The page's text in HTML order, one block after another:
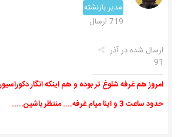
مدیر بازنشته
719 ارسال
ارسال شده درآذر
91
امروز هم غرفه شلوغ تر بوده و هم اینکه انگار
حدود ساعت 3 و اینا میام غرفه.... منتظر باشین.....